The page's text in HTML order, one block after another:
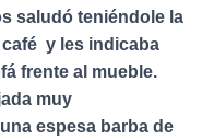
saludó teniéndole la
café y les indicaba
frente al mueble.
muy
espesa barba de